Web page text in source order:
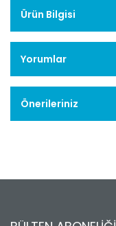
Ürün Bilgisi
Yorumlar
Önerileriniz